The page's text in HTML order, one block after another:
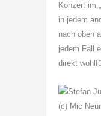
Konzert im
in jedem
nach oben
jedem Fall
direkt
(c) Mic